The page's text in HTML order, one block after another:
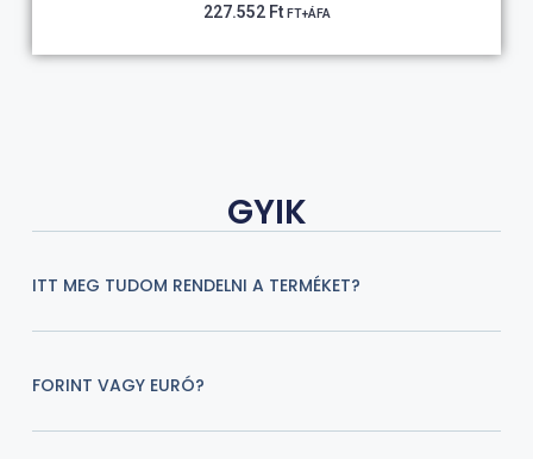
227.552 Ft FT+ÁFA
GYIK
ITT MEG TUDOM RENDELNI A TERMÉKET?
FORINT VAGY EURÓ?